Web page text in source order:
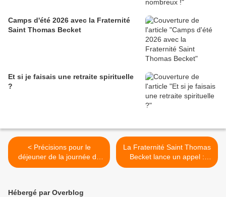
Camps d'été 2026 avec la Fraternité
Saint Thomas Becket
Et si je faisais une retraite spirituelle
?
< Précisions pour le
déjeuner de la journée de
l’amitié du le dimanche 28
La Fraternité Saint Thomas
Becket lance un appel :
pouvez-vous l'aider ? >
Hébergé par Overblog